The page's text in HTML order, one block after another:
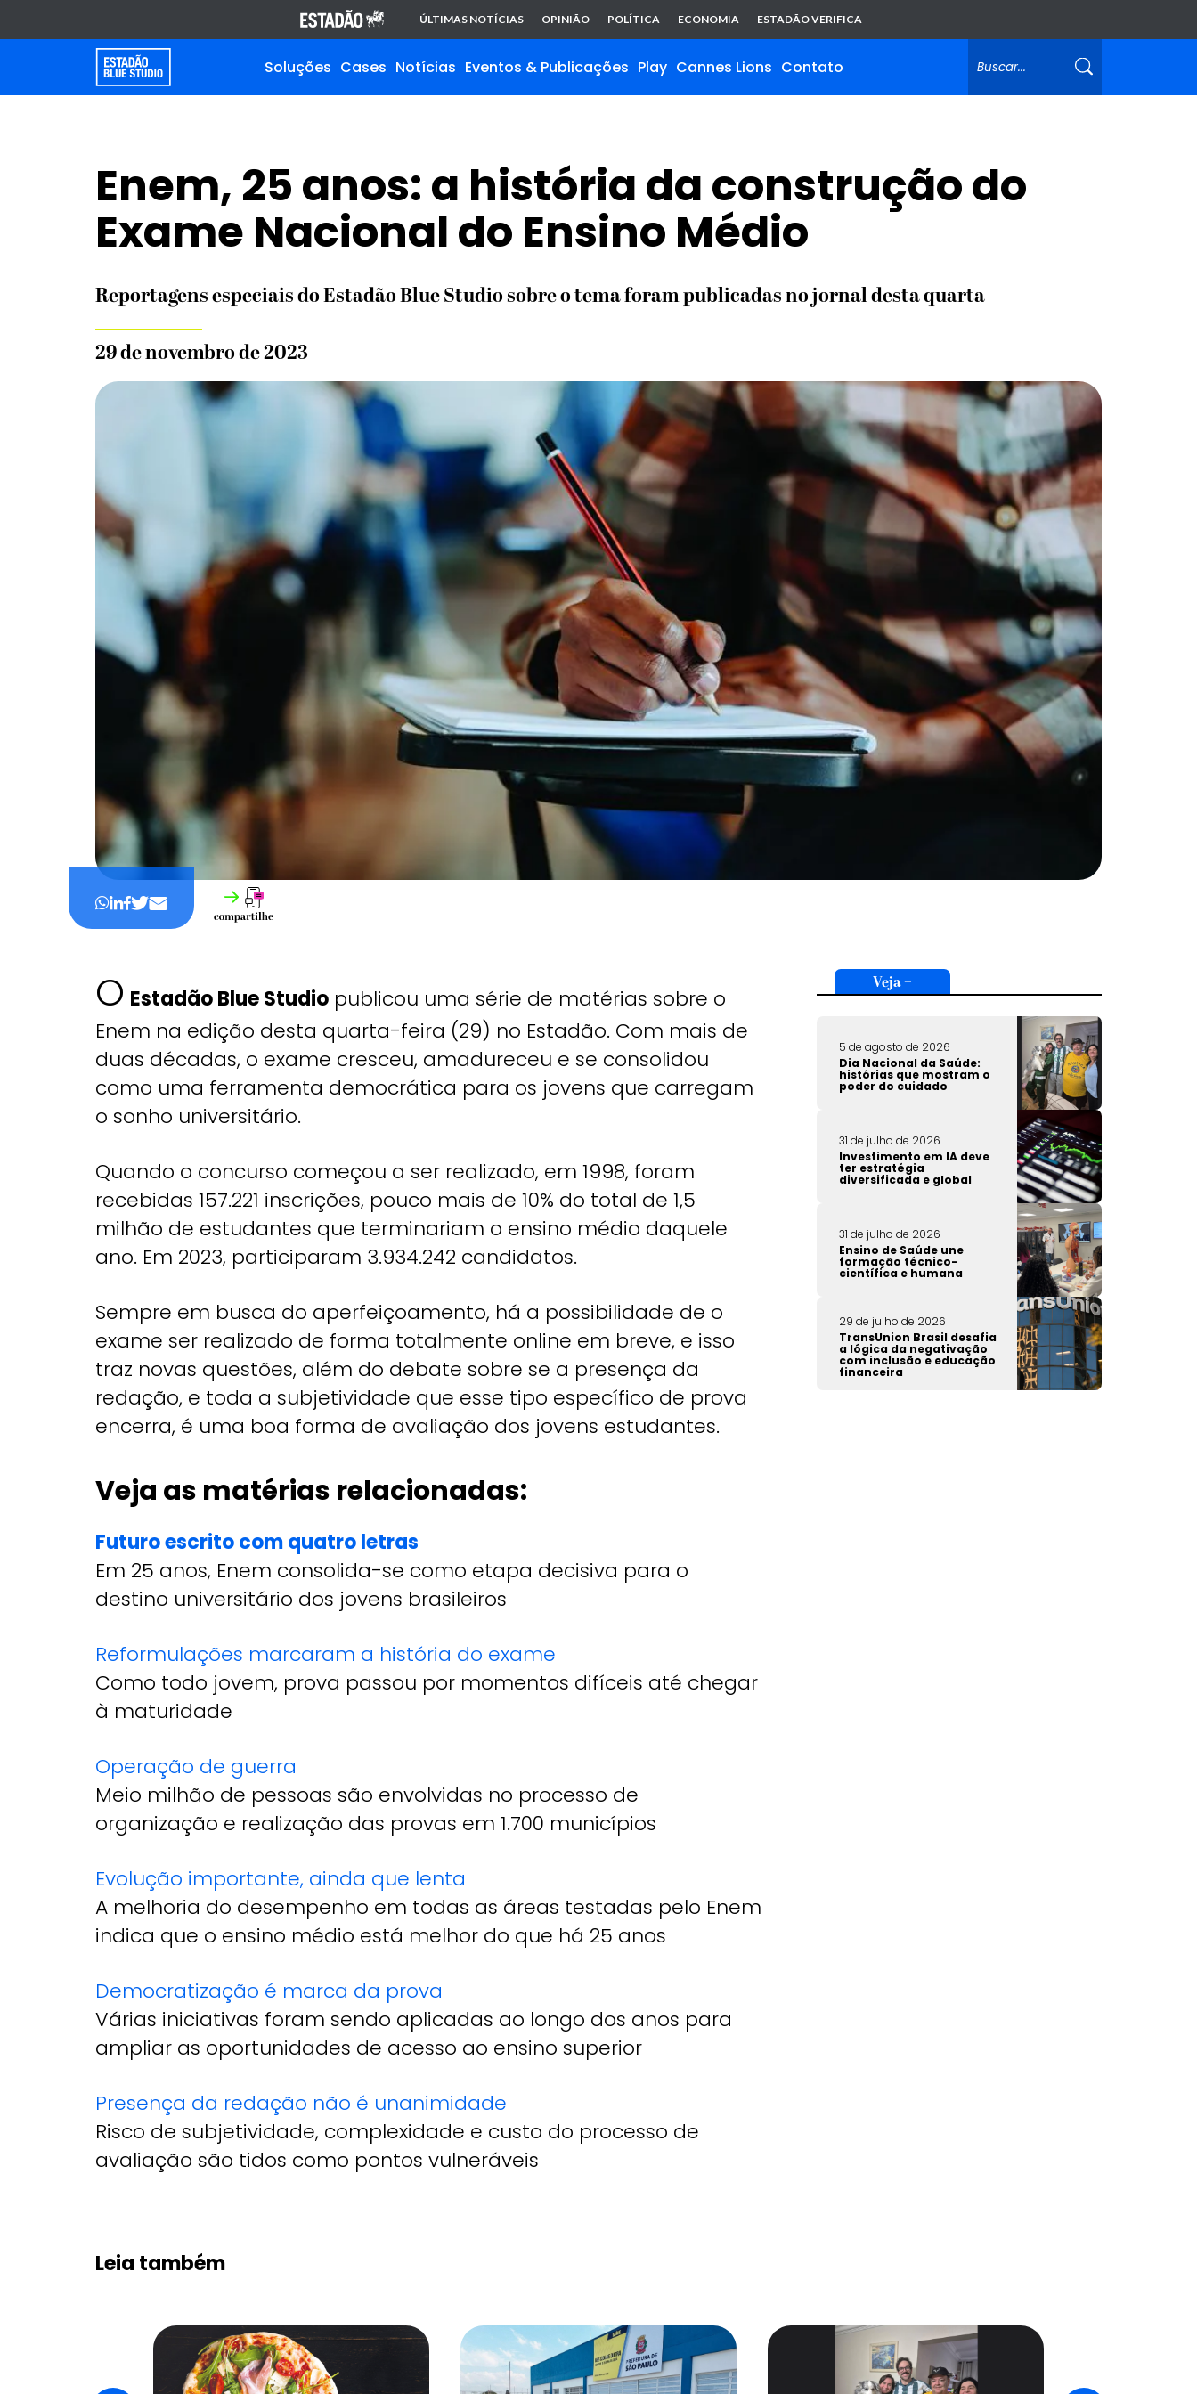
ÚLTIMAS NOTÍCIAS OPINIÃO POLÍTICA ECONOMIA ESTADÃO VERIFICA
Soluções Cases Notícias Eventos & Publicações Play Cannes Lions Contato
Enem, 25 anos: a história da construção do
Exame Nacional do Ensino Médio
Reportagens especiais do Estadão Blue Studio sobre o tema foram publicadas no jornal desta quarta
29 de novembro de 2023
O Estadão Blue Studio publicou uma série de matérias sobre o
Enem na edição desta quarta-feira (29) no Estadão. Com mais de
duas décadas, o exame cresceu, amadureceu e se consolidou
como uma ferramenta democrática para os jovens que carregam
o sonho universitário.
Quando o concurso começou a ser realizado, em 1998, foram
recebidas 157.221 inscrições, pouco mais de 10% do total de 1,5
milhão de estudantes que terminariam o ensino médio daquele
ano. Em 2023, participaram 3.934.242 candidatos.
Sempre em busca do aperfeiçoamento, há a possibilidade de o
exame ser realizado de forma totalmente online em breve, e isso
traz novas questões, além do debate sobre se a presença da
redação, e toda a subjetividade que esse tipo específico de prova
encerra, é uma boa forma de avaliação dos jovens estudantes.
Veja as matérias relacionadas:
Futuro escrito com quatro letras
Em 25 anos, Enem consolida-se como etapa decisiva para o
destino universitário dos jovens brasileiros
Reformulações marcaram a história do exame
Como todo jovem, prova passou por momentos difíceis até chegar
à maturidade
Operação de guerra
Meio milhão de pessoas são envolvidas no processo de
organização e realização das provas em 1.700 municípios
Evolução importante, ainda que lenta
A melhoria do desempenho em todas as áreas testadas pelo Enem
indica que o ensino médio está melhor do que há 25 anos
Democratização é marca da prova
Várias iniciativas foram sendo aplicadas ao longo dos anos para
ampliar as oportunidades de acesso ao ensino superior
Presença da redação não é unanimidade
Risco de subjetividade, complexidade e custo do processo de
avaliação são tidos como pontos vulneráveis
Veja +
5 de agosto de 2026
Dia Nacional da Saúde:
histórias que mostram o
poder do cuidado
31 de julho de 2026
Investimento em IA deve
ter estratégia
diversificada e global
31 de julho de 2026
Ensino de Saúde une
formação técnico-
científica e humana
29 de julho de 2026
TransUnion Brasil desafia
a lógica da negativação
com inclusão e educação
financeira
Leia também